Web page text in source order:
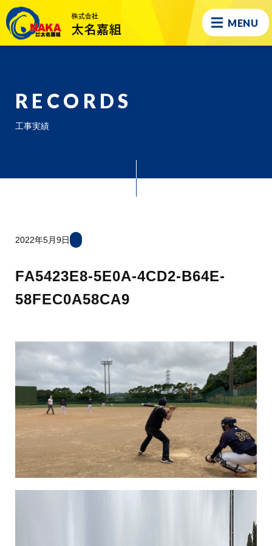
MENU
RECORDS
工事実績
2022年5月9日
FA5423E8-5E0A-4CD2-B64E-
58FEC0A58CA9